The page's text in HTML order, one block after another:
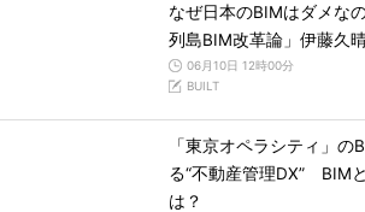
なぜ日本のBIMはダメな
列島BIM改革論」伊藤久
06月10日 12時00分
BUILT
「東京オペラシティ」
る“不動産管理DX” BIM
は？